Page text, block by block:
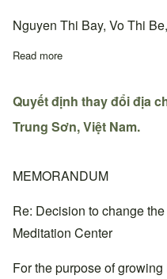
Nguyen Thi Bay, Vo Thi
Read more
Quyết định thay đổi địa
Trung Sơn, Việt Nam.
MEMORANDUM
Re: Decision to change
Meditation Center
For the purpose of